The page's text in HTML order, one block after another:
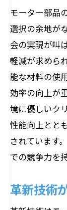
モーター部品
選択の余地が
会の実現が叫
軽減が求めら
能な材料の使
効率の向上が
境に優しいク
性能向上とと
されています
での競争力を
革新技術